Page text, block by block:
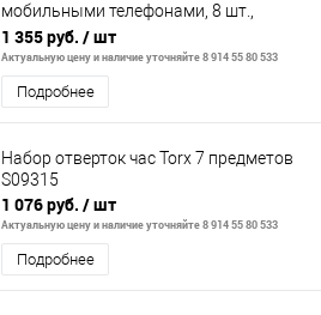
мобильными телефонами, 8 шт.,
Crv//Matrix
1 355 руб. / шт
Актуальную цену и наличие уточняйте 8 914 55 80 533
Подробнее
Набор отверток час Torx 7 предметов
S09315
1 076 руб. / шт
Актуальную цену и наличие уточняйте 8 914 55 80 533
Подробнее